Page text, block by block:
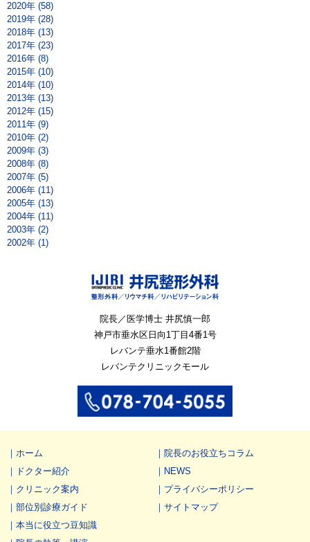
2020年 (58)
2019年 (28)
2018年 (13)
2017年 (23)
2016年 (8)
2015年 (10)
2014年 (10)
2013年 (13)
2012年 (15)
2011年 (9)
2010年 (2)
2009年 (3)
2008年 (8)
2007年 (5)
2006年 (11)
2005年 (13)
2004年 (11)
2003年 (2)
2002年 (1)
院長／医学博士 井尻慎一郎
神戸市垂水区日向1丁目4番1号
レバンテ垂水1番館2階
レバンテクリニックモール
ホーム
ドクター紹介
クリニック案内
部位別診療ガイド
本当に役立つ豆知識
院長のお役立ちコラム
NEWS
プライバシーポリシー
サイトマップ